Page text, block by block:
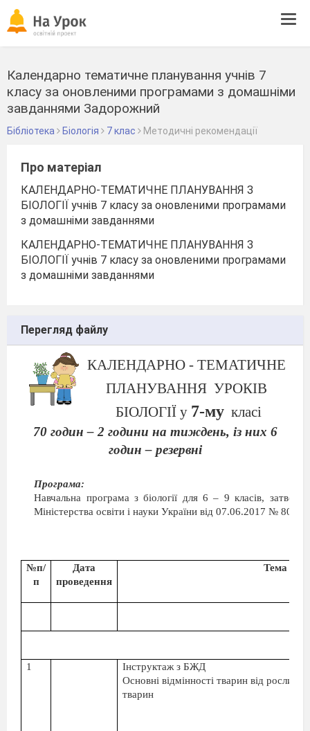
Календарно тематичне планування учнів 7
класу за оновленими програмами з домашніми
завданнями Задорожний
Бібліотека Біологія 7 клас Методичні рекомендації
Про матеріал
КАЛЕНДАРНО-ТЕМАТИЧНЕ ПЛАНУВАННЯ З
БІОЛОГІЇ учнів 7 класу за оновленими програмами
з домашніми завданнями
КАЛЕНДАРНО-ТЕМАТИЧНЕ ПЛАНУВАННЯ З
БІОЛОГІЇ учнів 7 класу за оновленими програмами
з домашніми завданнями
Перегляд файлу
КАЛЕНДАРНО - ТЕМАТИЧНЕ
ПЛАНУВАННЯ УРОКІВ
БІОЛОГІЇ у 7-му класі
70 годин – 2 години на тиждень, із них 6
годин – резервні
Програма:
Навчальна програма з біології для 6 – 9 класів,
Міністерства освіти і науки України від 07.06.2017 № 804
№п/
п
Дата
проведення
Тема
1
Інструктаж з БЖД
Основні відмінності тварин від рослин
тварин